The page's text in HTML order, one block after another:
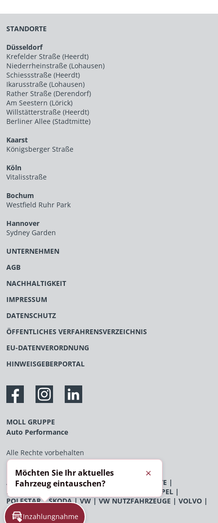
STANDORTE
Düsseldorf
Krefelder Straße (Heerdt)
Niederrheinstraße (Lohausen)
Schiessstraße (Heerdt)
Ikarusstraße (Lohausen)
Rather Straße (Derendorf)
Am Seestern (Lörick)
Willstätterstraße (Heerdt)
Berliner Allee (Stadtmitte)
Kaarst
Königsberger Straße
Köln
Vitalisstraße
Bochum
Westfield Ruhr Park
Hannover
Sydney Garden
UNTERNEHMEN
AGB
NACHHALTIGKEIT
IMPRESSUM
DATENSCHUTZ
ÖFFENTLICHES VERFAHRENSVERZEICHNIS
EU-DATENVERORDNUNG
HINWEISGEBERPORTAL
MOLL GRUPPE
Auto Performance
Alle Rechte vorbehalten
AUDI|BENTLEY|BYD|FERRARI FLEXXDRIVE |
LAMBORGHINI
OPEL |
POLESTAR|SKODA|VW |VW NUTZFAHRZEUGE |VOLVO |
XPENG
Inzahlungnahme
Möchten Sie Ihr aktuelles
Fahrzeug eintauschen?
Schließen